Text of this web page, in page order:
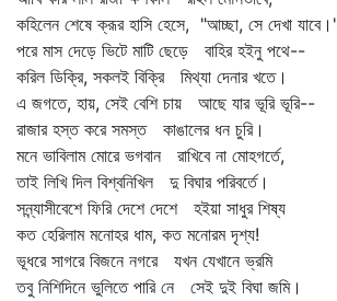
কহিলেন শেষে ক্রূর হাসি হেসে, "আচ্ছা, সে দেখা যাবে।'
পরে মাস দেড়ে ভিটে মাটি ছেড়ে বাহির হইনু পথে--
করিল ডিক্রি, সকলই বিক্রি মিথ্যা দেনার খতে।
এ জগতে, হায়, সেই বেশি চায় আছে যার ভূরি ভূরি--
রাজার হস্ত করে সমস্ত কাঙালের ধন চুরি।
মনে ভাবিলাম মোরে ভগবান রাখিবে না মোহগর্তে,
তাই লিখি দিল বিশ্বনিখিল দু বিঘার পরিবর্তে।
সন্ন্যাসীবেশে ফিরি দেশে দেশে হইয়া সাধুর শিষ্য
কত হেরিলাম মনোহর ধাম, কত মনোরম দৃশ্য!
ভূধরে সাগরে বিজনে নগরে যখন যেখানে ভ্রমি
তবু নিশিদিনে ভুলিতে পারি নে সেই দুই বিঘা জমি।